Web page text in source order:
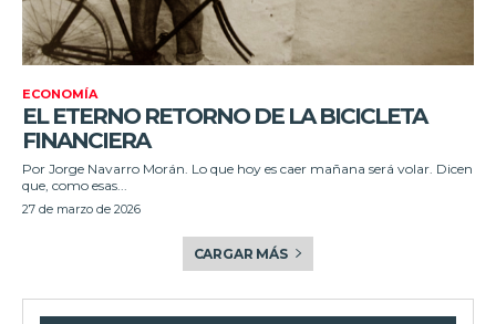
ECONOMÍA
EL ETERNO RETORNO DE LA BICICLETA
FINANCIERA
Por Jorge Navarro Morán. Lo que hoy es caer mañana será volar. Dicen
que, como esas...
27 de marzo de 2026
CARGAR MÁS